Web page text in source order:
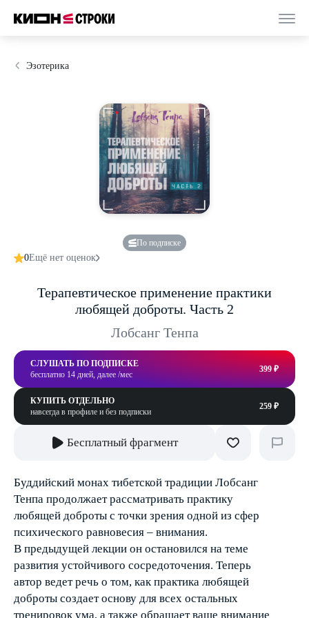
Эзотерика
По подписке
0Ещё нет оценок
Терапевтическое применение практики
любящей доброты. Часть 2
Лобсанг Тенпа
СЛУШАТЬ ПО ПОДПИСКЕ
бесплатно 14 дней, далее /мес
399 ₽
КУПИТЬ ОТДЕЛЬНО
навсегда в профиле и без подписки
259 ₽
Бесплатный фрагмент
Буддийский монах тибетской традиции Лобсанг
Тенпа продолжает рассматривать практику
любящей доброты с точки зрения одной из сфер
психического равновесия – внимания.
В предыдущей лекции он остановился на теме
развития устойчивого сосредоточения. Теперь
автор ведет речь о том, как практика любящей
доброты создает основу для всех остальных
тренировок ума, а также обращает ваше внимание